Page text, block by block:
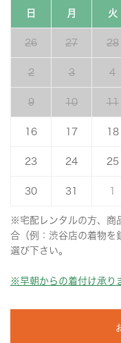
日 月 火
26 27 28
2 3 4
9 10 11
16 17 18
23 24 25
30 31
※宅配レンタルの方、商
合（例：渋谷店の着物を
選び下さい。
※早朝からの着付け承り